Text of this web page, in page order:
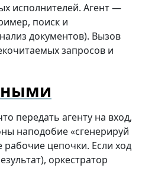
исполнителей. Агент —
поиск и
документов). Вызов
запросов и
передать агенту на вход,
наподобие «сгенерируй
цепочки. Если ход
оркестратор